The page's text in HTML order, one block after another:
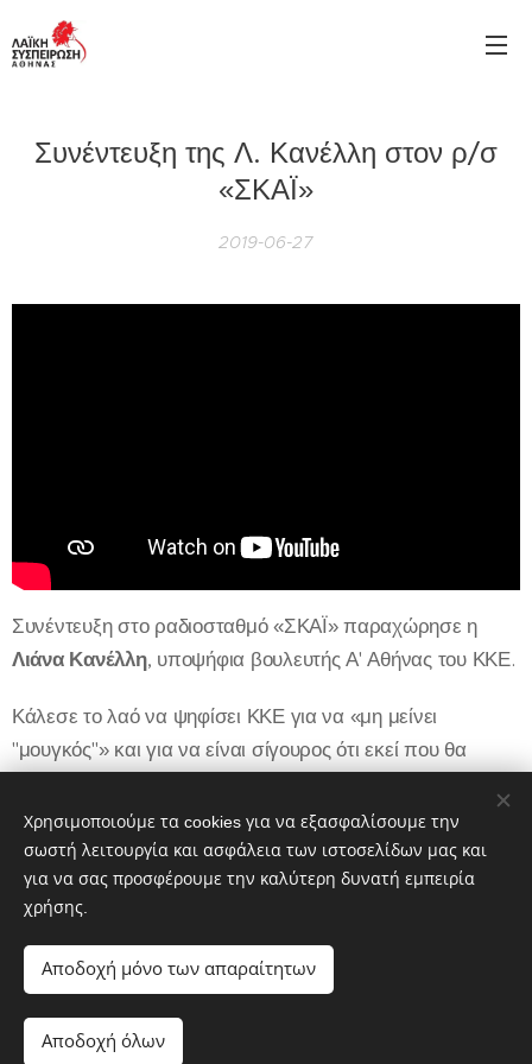
Συνέντευξη της Λ. Κανέλλη στον ρ/σ
«ΣΚΑΪ»
2019-06-27
Συνέντευξη στο ραδιοσταθμό «ΣΚΑΪ» παραχώρησε η
Λιάνα Κανέλλη, υποψήφια βουλευτής Α' Αθήνας του ΚΚΕ.
Κάλεσε το λαό να ψηφίσει ΚΚΕ για να «μη μείνει
"μουγκός"» και για να είναι σίγουρος ότι εκεί που θα
μέρα, δηλαδή δίπλα στους εργαζόμενους και τις ανάγκες
του.
Λαϊκή Συσπείρωση Αθήνας © 2019-2026
Χρησιμοποιούμε τα cookies για να εξασφαλίσουμε την
σωστή λειτουργία και ασφάλεια των ιστοσελίδων μας και
για να σας προσφέρουμε την καλύτερη δυνατή εμπειρία
χρήσης.
Αποδοχή μόνο των απαραίτητων
Αποδοχή όλων